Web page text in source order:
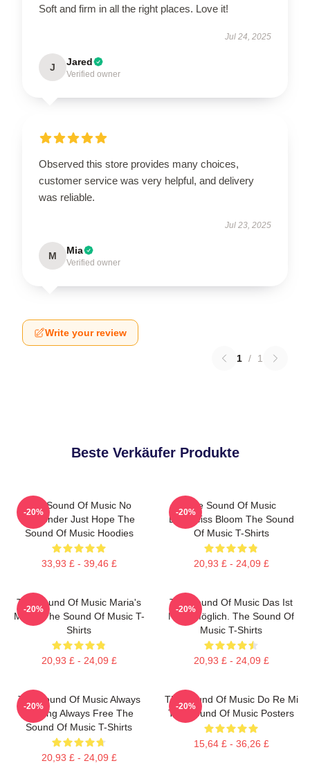
Soft and firm in all the right places. Love it!
Jul 24, 2025
J Jared
Verified owner
Observed this store provides many choices,
customer service was very helpful, and delivery
was reliable.
Jul 23, 2025
M Mia
Verified owner
Write your review
1 / 1
Beste Verkäufer Produkte
The Sound Of Music No
Surrender Just Hope The
Sound Of Music Hoodies
33,93 £ - 39,46 £
-20%
The Sound Of Music
Edelweiss Bloom The Sound
Of Music T-Shirts
20,93 £ - 24,09 £
-20%
The Sound Of Music Maria's
Magic The Sound Of Music T-
Shirts
20,93 £ - 24,09 £
-20%
The Sound Of Music Das Ist
Nicht Möglich. The Sound Of
Music T-Shirts
20,93 £ - 24,09 £
-20%
The Sound Of Music Always
Singing Always Free The
Sound Of Music T-Shirts
20,93 £ - 24,09 £
-20%
The Sound Of Music Do Re Mi
The Sound Of Music Posters
15,64 £ - 36,26 £
-20%